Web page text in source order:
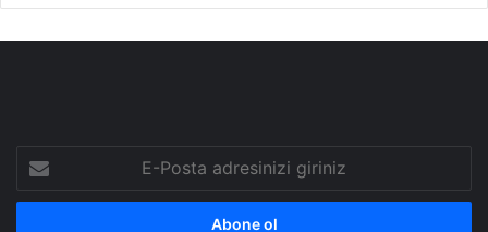
Posta
adresinizi